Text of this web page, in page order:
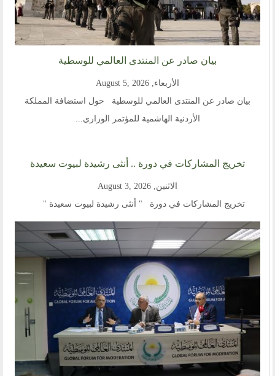
نشاطاتنا
المحاضرات
بيانات
نشاطاتنا
إصدارات الوسطية
قطاع المرأة
قطاع الشباب
قالوا في المنتدى
روابط اخرى
أخبار العالم الاسلامي
التدريب
جديد المؤتمرات
خطب الجمعة
طلب توظيف
بيان صادر عن المنتدى العالمي للوسطية
الأربعاء, August 5, 2026
بيان صادر عن المنتدى العالمي للوسطية حول استضافة المملكة
الأردنية الهاشمية للمؤتمر الوزاري...
تخريج المشاركات في دورة .. أنثى رشيدة لبيوت سعيدة
الاثنين, August 3, 2026
تخريج المشاركات في دورة " أنثى رشيدة لبيوت سعيدة "